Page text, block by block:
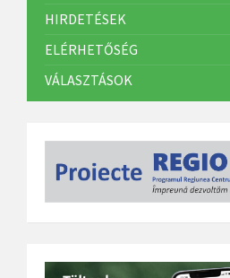
HIRDETÉSEK
ELÉRHETŐSÉG
VÁLASZTÁSOK